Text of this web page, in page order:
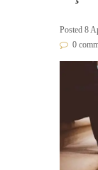
Posted 8
0